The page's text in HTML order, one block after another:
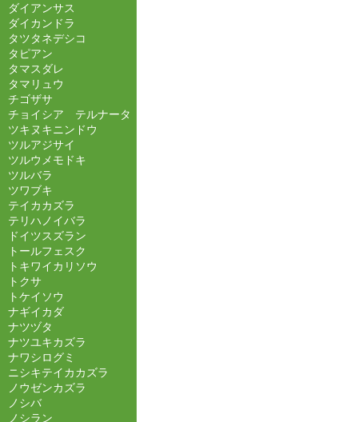
ダイアンサス
ダイカンドラ
タツタネデシコ
タピアン
タマスダレ
タマリュウ
チゴザサ
チョイシア テルナータ
ツキヌキニンドウ
ツルアジサイ
ツルウメモドキ
ツルバラ
ツワブキ
テイカカズラ
テリハノイバラ
ドイツスズラン
トールフェスク
トキワイカリソウ
トクサ
トケイソウ
ナギイカダ
ナツヅタ
ナツユキカズラ
ナワシログミ
ニシキテイカカズラ
ノウゼンカズラ
ノシバ
ノシラン